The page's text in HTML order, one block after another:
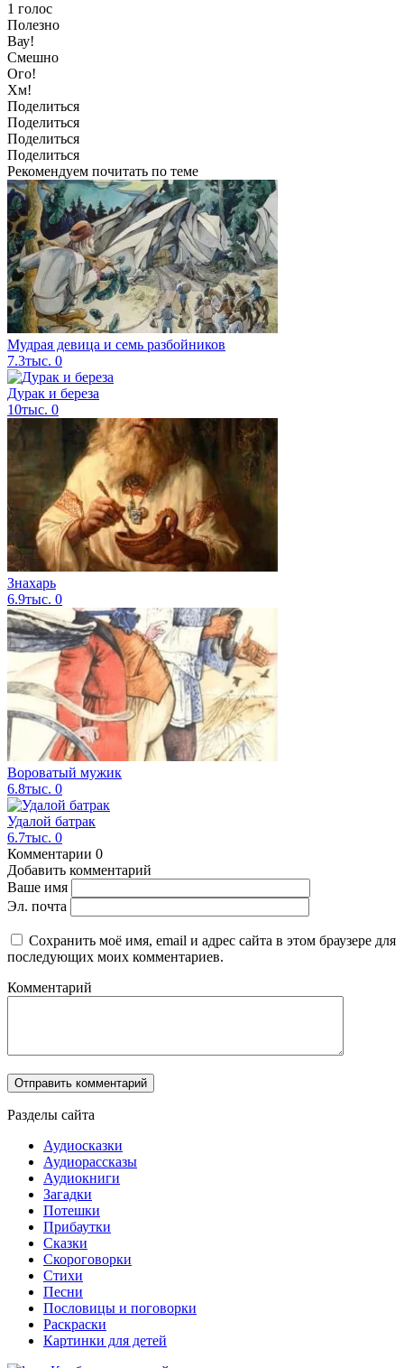
1 голос
Полезно
Вау!
Смешно
Ого!
Хм!
Поделиться
Поделиться
Поделиться
Поделиться
Рекомендуем почитать по теме
Мудрая девица и семь разбойников
7.3тыс. 0
Дурак и береза
10тыс. 0
Знахарь
6.9тыс. 0
Вороватый мужик
6.8тыс. 0
Удалой батрак
6.7тыс. 0
Комментарии 0
Добавить комментарий
Ваше имя
Эл. почта
Сохранить моё имя, email и адрес сайта в этом браузере для
последующих моих комментариев.
Комментарий
Разделы сайта
Аудиосказки
Аудиорассказы
Аудиокниги
Загадки
Потешки
Прибаутки
Сказки
Скороговорки
Стихи
Песни
Пословицы и поговорки
Раскраски
Картинки для детей